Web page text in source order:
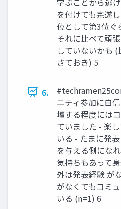
を付けても完遂
位として第3位ぐ
それに比べて頑
していないかも
さておき) 5
6.
ニティ参加に自
壇する程度には
ていました - 楽
いる - たまに発
を与える側にな
気持ちもあって
外は発表経験 が
がなくてもコミ
いる (n=1) 6